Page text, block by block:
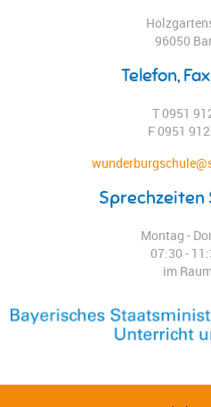
96050
Telefon,
T 0951
F 0951
Montag -
07:30 -
im